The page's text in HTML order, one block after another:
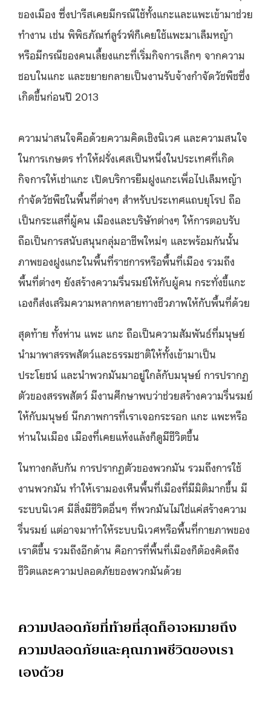
ของเมือง ซึ่งปารีสเคยมีกรณีใช้ทั้งแกะและแพะเข้ามาช่วย
ทำงาน เช่น พิพิธภัณฑ์ลูร์วฟ์ก็เคยใช้แพะมาเล็มหญ้า
หรือมีกรณีของคนเลี้ยงแกะที่เริ่มกิจการเล็กๆ จากความ
ชอบในแกะ และขยายกลายเป็นงานรับจ้างกำจัดวัชพืชซึ่ง
เกิดขึ้นก่อนปี 2013
ความน่าสนใจคือด้วยความคิดเชิงนิเวศ และความสนใจ
ในการเกษตร ทำให้ฝรั่งเศสเป็นหนึ่งในประเทศที่เกิด
กิจการให้เช่าแกะ เปิดบริการยืมฝูงแกะเพื่อไปเล็มหญ้า
กำจัดวัชพืชในพื้นที่ต่างๆ สำหรับประเทศแถบยุโรป ถือ
เป็นกระแสที่ผู้คน เมืองและบริษัทต่างๆ ให้การตอบรับ
ถือเป็นการสนับสนุนกลุ่มอาชีพใหม่ๆ และพร้อมกันนั้น
ภาพของฝูงแกะในพื้นที่ราชการหรือพื้นที่เมือง รวมถึง
พื้นที่ต่างๆ ยังสร้างความรื่นรมย์ให้กับผู้คน กระทั่งขี้แกะ
เองก็ส่งเสริมความหลากหลายทางชีวภาพให้กับพื้นที่ด้วย
สุดท้าย ทั้งห่าน แพะ แกะ ถือเป็นความสัมพันธ์ที่มนุษย์
นำมาพาสรรพสัตว์และธรรมชาติให้ทั้งเข้ามาเป็น
ประโยชน์ และนำพวกมันมาอยู่ใกล้กับมนุษย์ การปรากฏ
ตัวของสรรพสัตว์ มีงานศึกษาพบว่าช่วยสร้างความรื่นรมย์
ให้กับมนุษย์ นึกภาพการที่เราเจอกระรอก แกะ แพะหรือ
ห่านในเมือง เมืองที่เคยแห้งแล้งก็ดูมีชีวิตขึ้น
ในทางกลับกัน การปรากฏตัวของพวกมัน รวมถึงการใช้
งานพวกมัน ทำให้เรามองเห็นพื้นที่เมืองที่มีมิติมากขึ้น มี
ระบบนิเวศ มีสิ่งมีชีวิตอื่นๆ ที่พวกมันไม่ใช่แค่สร้างความ
รื่นรมย์ แต่อาจมาทำให้ระบบนิเวศหรือพื้นที่กายภาพของ
เราดีขึ้น รวมถึงอีกด้าน คือการที่พื้นที่เมืองก็ต้องคิดถึง
ชีวิตและความปลอดภัยของพวกมันด้วย
ความปลอดภัยที่ท้ายที่สุดก็อาจหมายถึง
ความปลอดภัยและคุณภาพชีวิตของเรา
เองด้วย